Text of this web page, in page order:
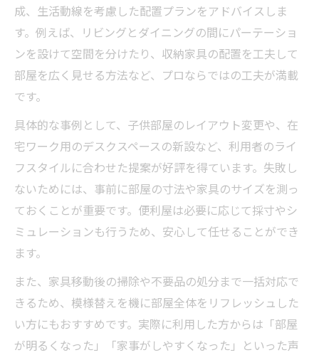
成、生活動線を考慮した配置プランをアドバイスしま
す。例えば、リビングとダイニングの間にパーテーショ
ンを設けて空間を分けたり、収納家具の配置を工夫して
部屋を広く見せる方法など、プロならではの工夫が満載
です。
具体的な事例として、子供部屋のレイアウト変更や、在
宅ワーク用のデスクスペースの新設など、利用者のライ
フスタイルに合わせた提案が好評を得ています。失敗し
ないためには、事前に部屋の寸法や家具のサイズを測っ
ておくことが重要です。便利屋は必要に応じて採寸やシ
ミュレーションも行うため、安心して任せることができ
ます。
また、家具移動後の掃除や不要品の処分まで一括対応で
きるため、模様替えを機に部屋全体をリフレッシュした
い方にもおすすめです。実際に利用した方からは「部屋
が明るくなった」「家事がしやすくなった」といった声